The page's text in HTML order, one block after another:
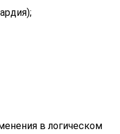
в логическом